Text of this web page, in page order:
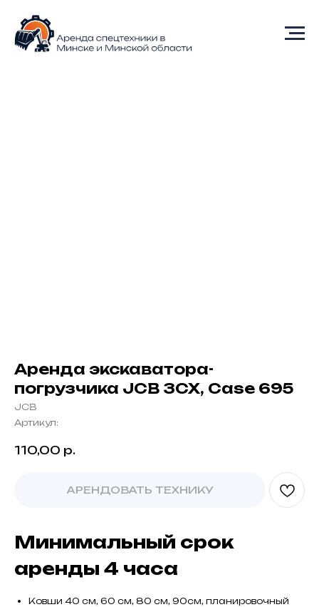
Аренда экскаватора-
погрузчика JCB 3CX, Case 695
JCB
Артикул:
110,00 р.
АРЕНДОВАТЬ ТЕХНИКУ
Минимальный срок
аренды 4 часа
Ковши 40 см, 60 см, 80 см, 90см, планировочный